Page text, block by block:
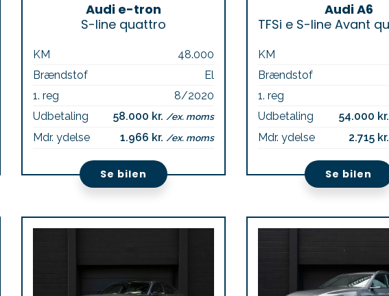
Audi e-tron
S-line quattro
KM
48.000
Brændstof
El
1. reg
8/2020
Udbetaling
58.000 kr. /ex. moms
Mdr. ydelse 1.966 kr. /ex. moms
Se bilen
Audi A6
KM
Brændstof
1. reg
Udbetaling
54.000 kr.
Mdr. ydelse 2.715 kr.
Se bilen